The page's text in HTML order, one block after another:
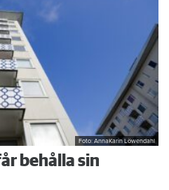
Foto: AnnaKarin Löwendahl
behålla sin